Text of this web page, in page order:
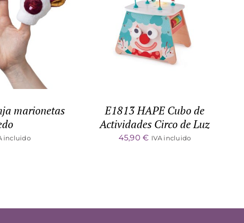
/ DETALLES
marionetas
incluido
ADD TO CART / DETALLES
E1813 HAPE Cubo de
Actividades Circo de Luz
45,90€ IVA incluido